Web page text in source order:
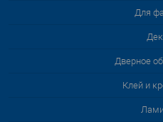
Для
Дверное
Клей и